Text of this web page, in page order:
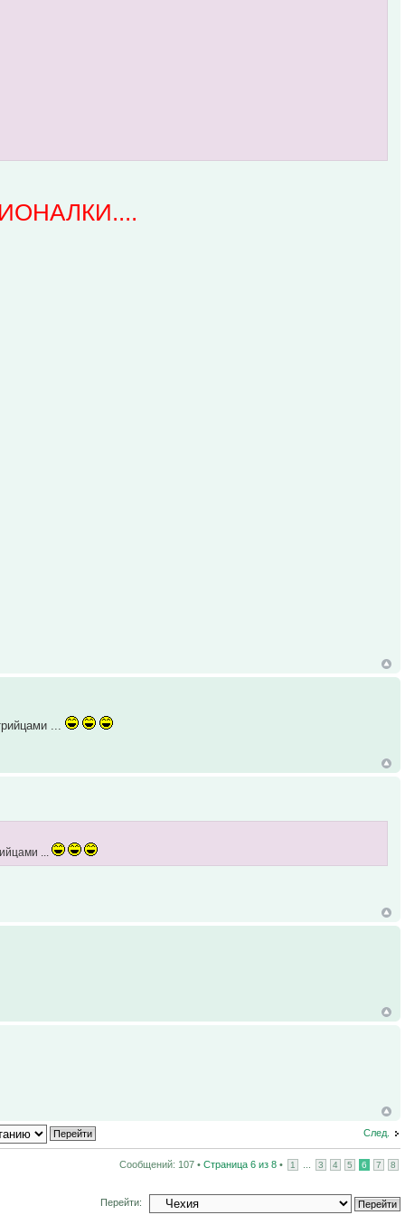
...
...
След.
Сообщений: 107 • Страница 6 из 8 • 1 3 4 5 6 7 8
Перейти: